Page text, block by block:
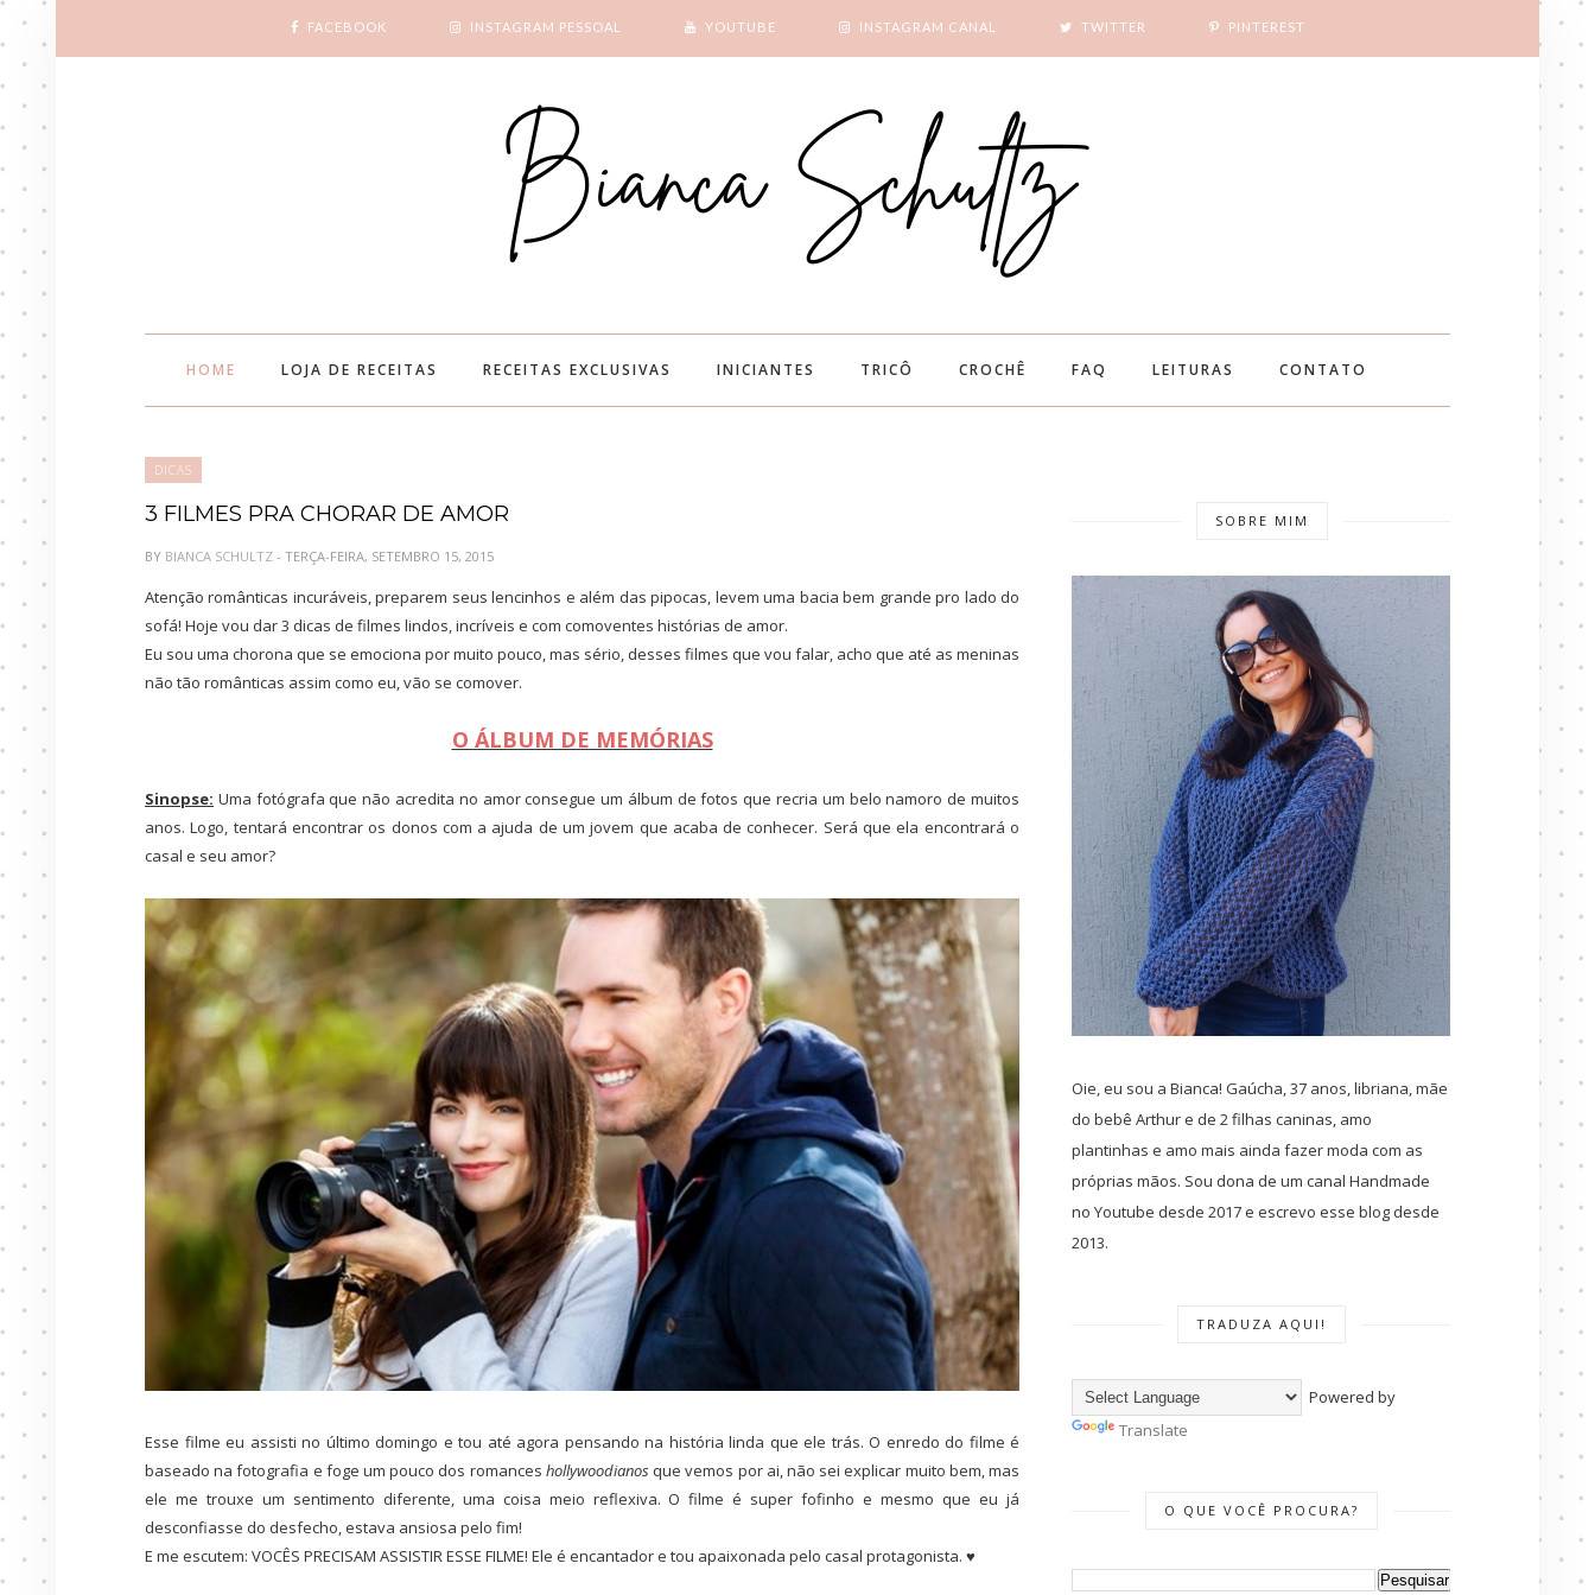
FACEBOOK INSTAGRAM PESSOAL YOUTUBE INSTAGRAM CANAL TWITTER PINTEREST
HOME LOJA DE RECEITAS RECEITAS EXCLUSIVAS INICIANTES TRICÔ CROCHÊ FAQ LEITURAS CONTATO
DICAS
3 FILMES PRA CHORAR DE AMOR
BY BIANCA SCHULTZ - TERÇA-FEIRA, SETEMBRO 15, 2015
Atenção românticas incuráveis, preparem seus lencinhos e além das pipocas, levem uma bacia bem grande pro lado do
sofá! Hoje vou dar 3 dicas de filmes lindos, incríveis e com comoventes histórias de amor.
Eu sou uma chorona que se emociona por muito pouco, mas sério, desses filmes que vou falar, acho que até as meninas
não tão românticas assim como eu, vão se comover.
O ÁLBUM DE MEMÓRIAS
Sinopse: Uma fotógrafa que não acredita no amor consegue um álbum de fotos que recria um belo namoro de muitos
anos. Logo, tentará encontrar os donos com a ajuda de um jovem que acaba de conhecer. Será que ela encontrará o
casal e seu amor?
Esse filme eu assisti no último domingo e tou até agora pensando na história linda que ele trás. O enredo do filme é
baseado na fotografia e foge um pouco dos romances hollywoodianos que vemos por ai, não sei explicar muito bem, mas
ele me trouxe um sentimento diferente, uma coisa meio reflexiva. O filme é super fofinho e mesmo que eu já
desconfiasse do desfecho, estava ansiosa pelo fim!
E me escutem: VOCÊS PRECISAM ASSISTIR ESSE FILME! Ele é encantador e tou apaixonada pelo casal protagonista. ♥
SOBRE MIM
Oie, eu sou a Bianca! Gaúcha, 37 anos, libriana, mãe
do bebê Arthur e de 2 filhas caninas, amo
plantinhas e amo mais ainda fazer moda com as
próprias mãos. Sou dona de um canal Handmade
no Youtube desde 2017 e escrevo esse blog desde
2013.
TRADUZA AQUI!
Powered by
Translate
O QUE VOCÊ PROCURA?